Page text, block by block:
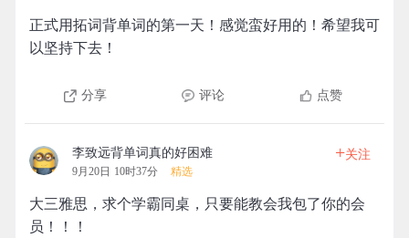
正式用拓词背单词的第一天！感觉蛮好用的！希望我可
以坚持下去！
分享 评论 点赞
李致远背单词真的好困难
9月20日 10时37分 精选
+关注
大三雅思，求个学霸同桌，只要能教会我包了你的会
员！！！